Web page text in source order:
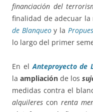
financiación del
finalidad de adecuar
de Blanqueoy la
lo largo del primer
En elAnteproyecto de
laampliaciónde los
medidas contra el
alquileres con renta